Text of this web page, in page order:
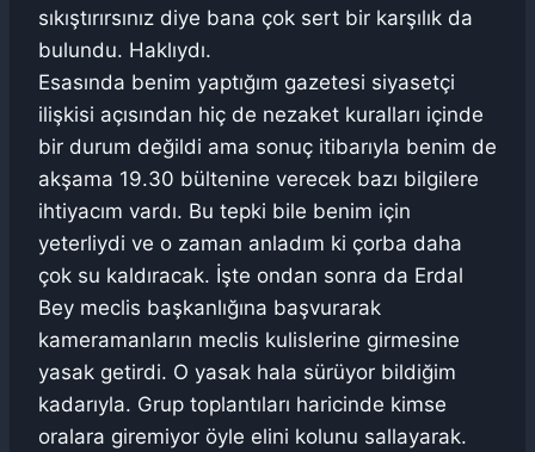
sıkıştırırsınız diye bana çok sert bir karşılık da
bulundu. Haklıydı.
Esasında benim yaptığım gazetesi siyasetçi
ilişkisi açısından hiç de nezaket kuralları içinde
bir durum değildi ama sonuç itibarıyla benim de
akşama 19.30 bültenine verecek bazı bilgilere
ihtiyacım vardı. Bu tepki bile benim için
yeterliydi ve o zaman anladım ki çorba daha
çok su kaldıracak. İşte ondan sonra da Erdal
Bey meclis başkanlığına başvurarak
kameramanların meclis kulislerine girmesine
yasak getirdi. O yasak hala sürüyor bildiğim
kadarıyla. Grup toplantıları haricinde kimse
oralara giremiyor öyle elini kolunu sallayarak.